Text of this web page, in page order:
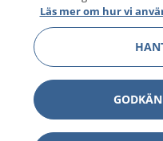
Läs mer om hur vi